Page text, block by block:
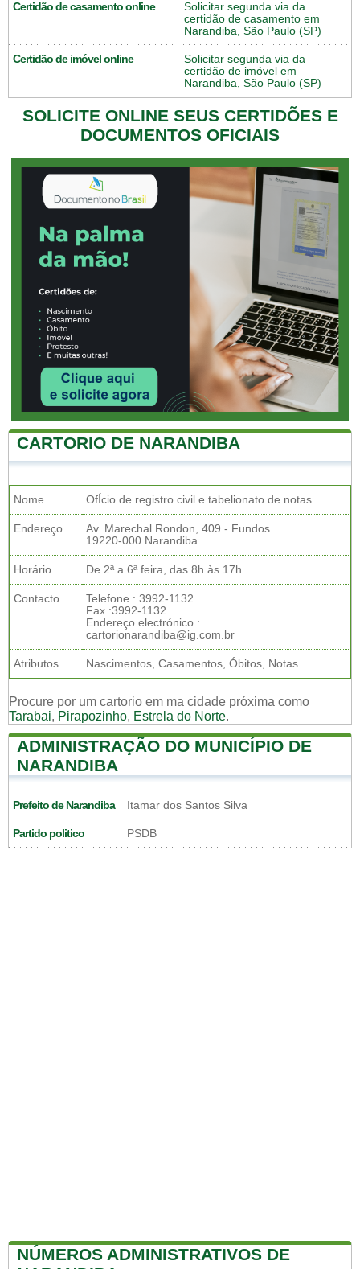
Certidão de casamento online
Solicitar segunda via da
certidão de casamento em
Narandiba, São Paulo (SP)
Certidão de imóvel online
Solicitar segunda via da
certidão de imóvel em
Narandiba, São Paulo (SP)
SOLICITE ONLINE SEUS CERTIDÕES E
DOCUMENTOS OFICIAIS
CARTORIO DE NARANDIBA
Nome OfÍcio de registro civil e tabelionato de notas
Endereço
Av. Marechal Rondon, 409 - Fundos
19220-000 Narandiba
Horário De 2ª a 6ª feira, das 8h às 17h.
Contacto
Telefone : 3992-1132
Fax :3992-1132
Endereço electrónico :
cartorionarandiba@ig.com.br
Atributos Nascimentos, Casamentos, Óbitos, Notas
Procure por um cartorio em ma cidade próxima como
Tarabai, Pirapozinho, Estrela do Norte.
ADMINISTRAÇÃO DO MUNICÍPIO DE
NARANDIBA
Prefeito de Narandiba Itamar dos Santos Silva
Partido politico PSDB
NÚMEROS ADMINISTRATIVOS DE